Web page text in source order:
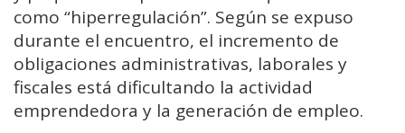
como “hiperregulación”. Según se expuso
durante el encuentro, el incremento de
obligaciones administrativas, laborales y
fiscales está dificultando la actividad
emprendedora y la generación de empleo.